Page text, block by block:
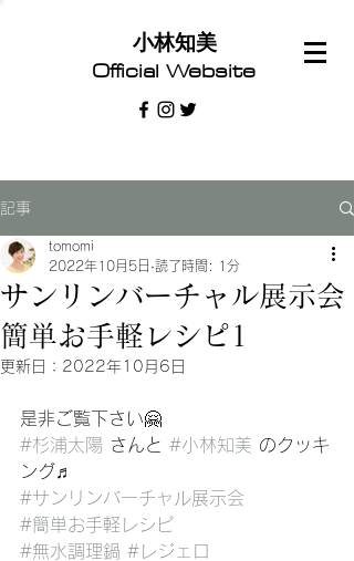
Official Website
​小林知美
記事
サンリンバーチャル展示会
簡単お手軽レシピ1
tomomi
2022年10月5日 読了時間: 1分
更新日： 2022年10月6日
是非ご覧下さい🤗
#杉浦太陽 さんと #小林知美 のクッキ
ング♬
#サンリンバーチャル展示会
#簡単お手軽レシピ
#無水調理鍋 #レジェロ